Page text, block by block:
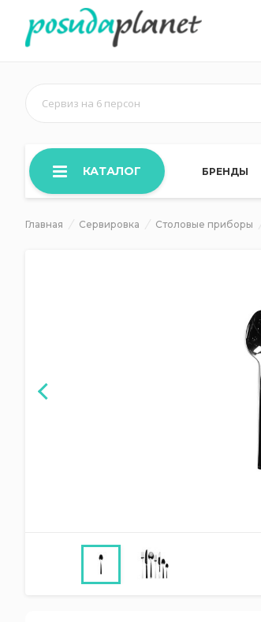
Сервиз на 6 персон
КАТАЛОГ БРЕНДЫ
Главная Сервировка Столовые приборы